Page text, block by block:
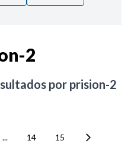
2
por prision-2
... 14 15